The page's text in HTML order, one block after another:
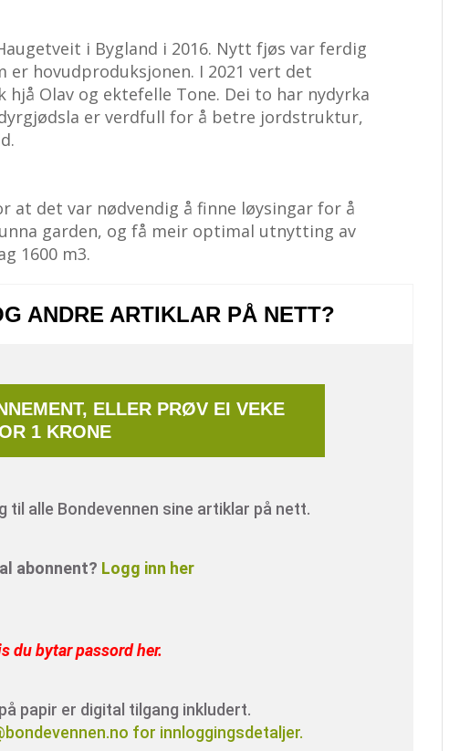
i Bygland i 2016. Nytt fjøs var ferdig
hovudproduksjonen. I 2021 vert det
Olav og ektefelle Tone. Dei to har nydyrka
er verdfull for å betre jordstruktur,
at det var nødvendig å finne løysingar for å
garden, og få meir optimal utnytting av
1600 m3.
ANDRE ARTIKLAR PÅ NETT?
ELLER PRØV EI VEKE
1 KRONE
til alle Bondevennen sine artiklar på nett.
abonnent? Logg inn her
du bytar passord her.
papir er digital tilgang inkludert.
for innloggingsdetaljer.